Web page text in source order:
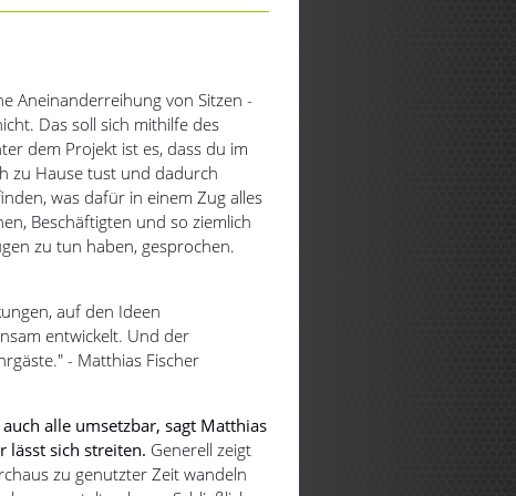
Aneinanderreihung von Sitzen -
Das soll sich mithilfe des
dem Projekt ist es, dass du im
zu Hause tust und dadurch
was dafür in einem Zug alles
Beschäftigten und so ziemlich
zu tun haben, gesprochen.
auf den Ideen
entwickelt. Und der
- Matthias Fischer
alle umsetzbar, sagt Matthias
lässt sich streiten. Generell zeigt
zu genutzter Zeit wandeln